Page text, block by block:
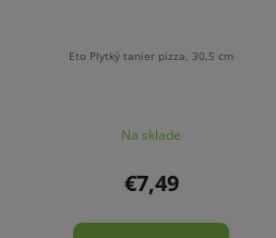
Eto Plytký tanier pizza, 30,5 cm
Na sklade
€7,49